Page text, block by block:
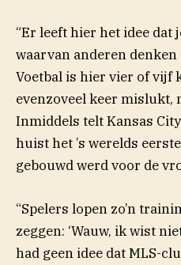
“Er leeft hier het idee dat
waarvan anderen
Voetbal is hier vier of vijf
evenzoveel keer mislukt,
Inmiddels telt Kansas
huist het ’s werelds
gebouwd werd voor de
“Spelers lopen zo’n
zeggen: ‘Wauw, ik wist
had geen idee dat MLS-